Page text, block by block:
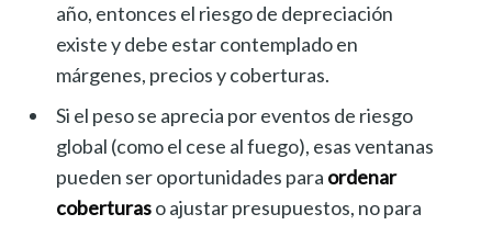
año, entonces el riesgo de depreciación
existe y debe estar contemplado en
márgenes, precios y coberturas.
Si el peso se aprecia por eventos de riesgo
global (como el cese al fuego), esas ventanas
pueden ser oportunidades para ordenar
coberturaso ajustar presupuestos, no para